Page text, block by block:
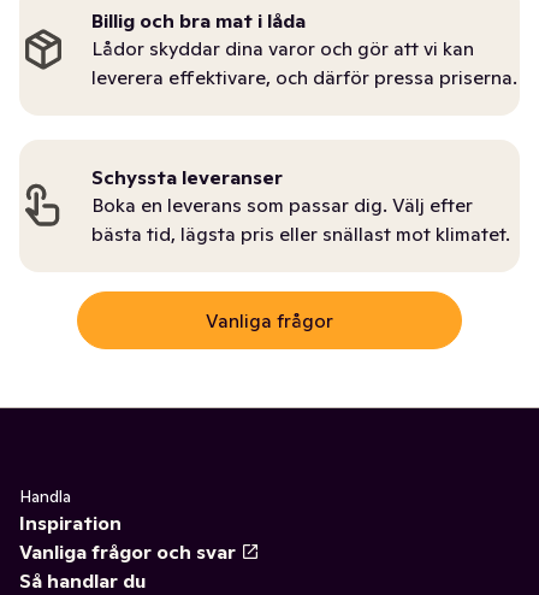
Billig och bra mat i låda
Lådor skyddar dina varor och gör att vi kan
leverera effektivare, och därför pressa priserna.
Schyssta leveranser
Boka en leverans som passar dig. Välj efter
bästa tid, lägsta pris eller snällast mot klimatet.
Vanliga frågor
Handla
Inspiration
Vanliga frågor och svar
Så handlar du